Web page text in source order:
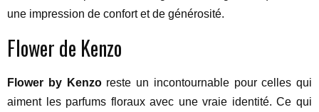
une impression de confort et de générosité.
Flower de Kenzo
Flower by Kenzoreste un incontournable pour celles qui
aiment les parfums floraux avec une vraie identité. Ce qui